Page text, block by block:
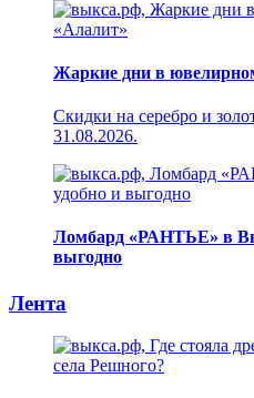
Жаркие дни в
Скидки на серебро и
31.08.2026.
Ломбард «РАНТЬЕ» в
выгодно
Лента